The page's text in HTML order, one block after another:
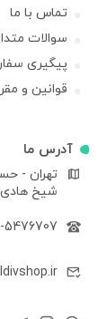
تماس با ما
سوالات
پیگیری
قوانین و
آدرس ما
تهران -
شیخ هادی
5476707